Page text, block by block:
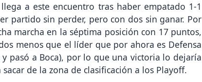
a este encuentro tras haber empatado 1-1
partido sin perder, pero con dos sin ganar. Por
marcha en la séptima posición con 17 puntos,
menos que el líder que por ahora es Defensa
pasó a Boca), por lo que una victoria lo dejaría
de la zona de clasificación a los Playoff.